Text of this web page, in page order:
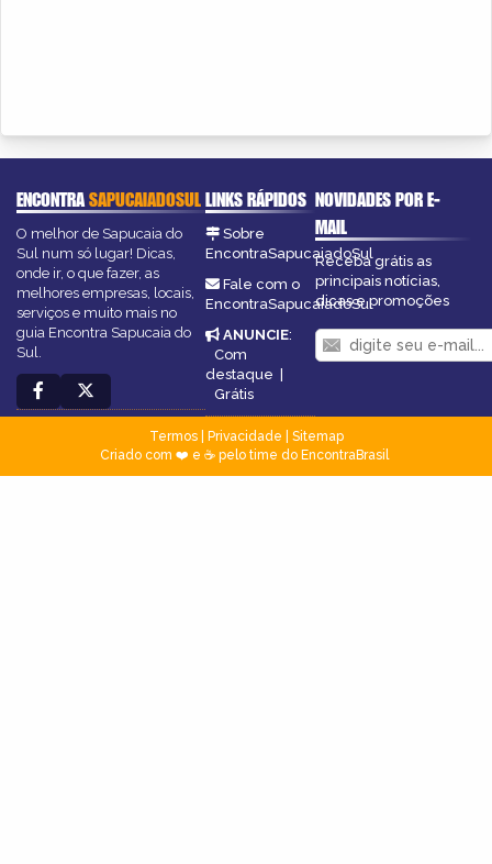
ENCONTRASAPUCAIADOSUL
O melhor de Sapucaia do
Sul num só lugar! Dicas,
onde ir, o que fazer, as
melhores empresas, locais,
serviços e muito mais no
guia Encontra Sapucaia do
Sul.
LINKS RÁPIDOS
Sobre
EncontraSapucaiadoSul
Fale com o
EncontraSapucaiadoSul
ANUNCIE:
Com
destaque |
Grátis
NOVIDADES POR E-
MAIL
Receba grátis as
principais notícias,
dicas e promoções
Termos| Privacidade
Sitemap
Criado com ❤️ e ☕ pelo time do EncontraBrasil